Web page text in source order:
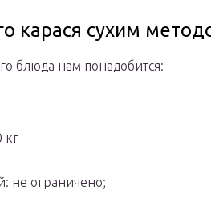
карася сухим
блюда нам понадобится:
кг
не ограничено;